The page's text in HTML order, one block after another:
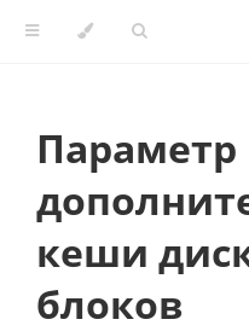
Параметр
кеши
блоков